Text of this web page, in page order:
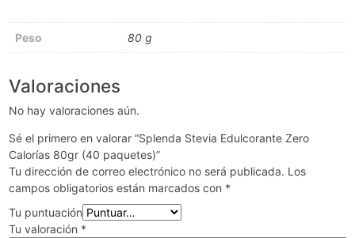
Peso 80 g
Valoraciones
No hay valoraciones aún.
Sé el primero en valorar “Splenda Stevia Edulcorante Zero
Calorías 80gr (40 paquetes)”
Tu dirección de correo electrónico no será publicada. Los
campos obligatorios están marcados con *
Tu puntuación
Tu valoración *